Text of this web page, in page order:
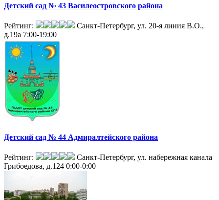
Детский сад № 43 Василеостровского района
Рейтинг:
Санкт-Петербург, ул. 20-я линия В.О.,
д.19а 7:00-19:00
Детский сад № 44 Адмиралтейского района
Рейтинг:
Санкт-Петербург, ул. набережная канала
Грибоедова, д.124 0:00-0:00